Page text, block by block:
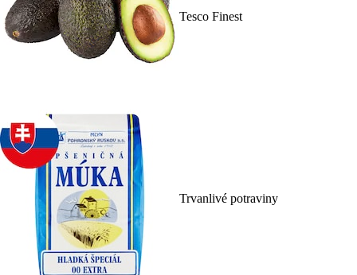
Tesco Finest
Trvanlivé potraviny